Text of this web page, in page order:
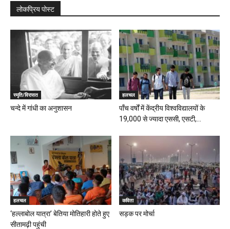
लोकप्रिय पोस्ट
स्मृति/विरासत
चन्दे में गांधी का अनुशासन
हलचल
पाँच वर्षों में केंद्रीय विश्वविद्यालयों के
19,000 से ज्यादा एससी, एसटी,...
हलचल
‘हल्लाबोल यात्रा’ बेतिया मोतिहारी होते हुए
सीतामढ़ी पहुंची
कविता
सड़क पर मोर्चा